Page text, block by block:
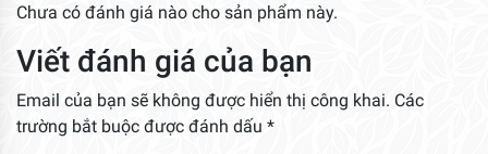
Chưa có đánh giá nào cho sản phẩm này.
Viết đánh giá của bạn
Email của bạn sẽ không được hiển thị công khai. Các
trường bắt buộc được đánh dấu *